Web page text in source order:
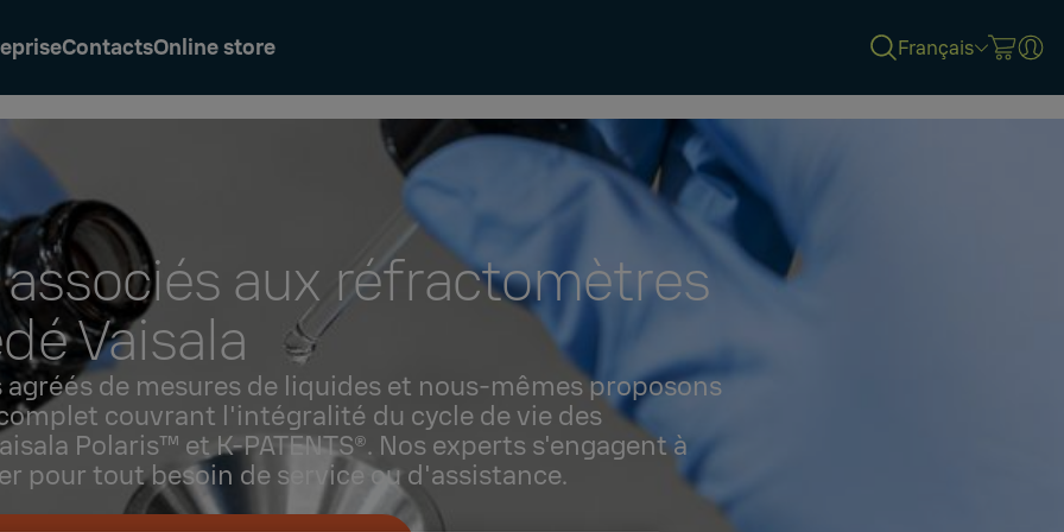
ContactsOnline store Français
aux réfractomètres
Vaisala
de mesures de liquides et nous-mêmes proposons
couvrant l'intégralité du cycle de vie des
Polaris™ et K‑PATENTS®. Nos experts s'engagent à
pour tout besoin de service ou d'assistance.